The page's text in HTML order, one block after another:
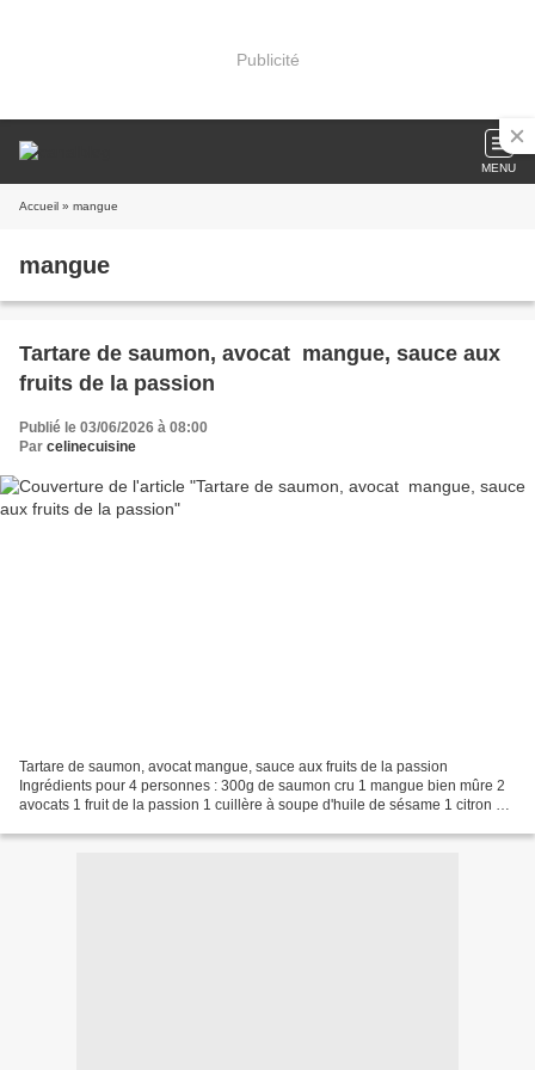
Publicité
MENU
Accueil » mangue
mangue
Tartare de saumon, avocat mangue, sauce aux
fruits de la passion
Publié le 03/06/2026 à 08:00
Par celinecuisine
Tartare de saumon, avocat mangue, sauce aux fruits de la passion
Ingrédients pour 4 personnes : 300g de saumon cru 1 mangue bien mûre 2
avocats 1 fruit de la passion 1 cuillère à soupe d'huile de sésame 1 citron 1